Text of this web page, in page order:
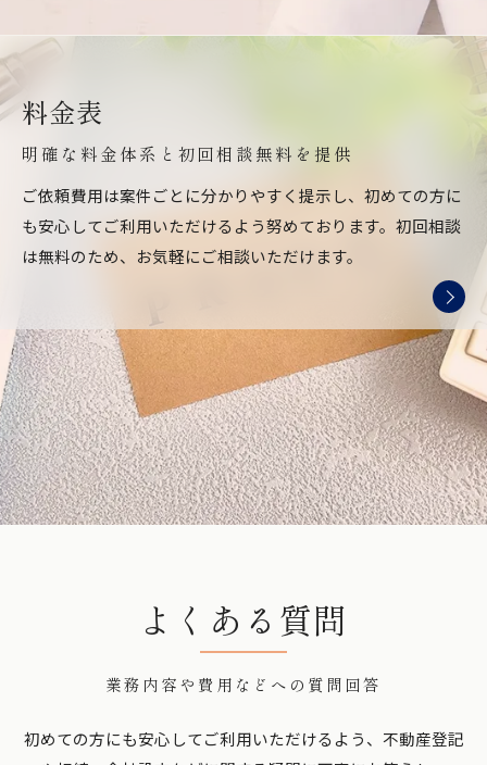
料金表
明確な料金体系と初回相談無料を提供
ご依頼費用は案件ごとに分かりやすく提示し、初めての方に
も安心してご利用いただけるよう努めております。初回相談
は無料のため、お気軽にご相談いただけます。
業務内容や費用などへの質問回答
よくある質問
初めての方にも安心してご利用いただけるよう、不動産登記